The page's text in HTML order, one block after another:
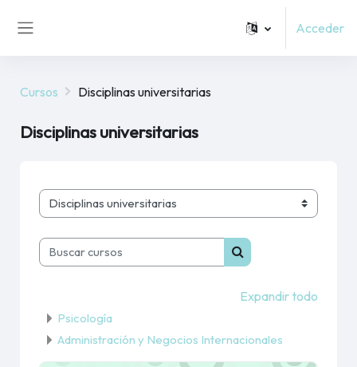
Acceder
Cursos Disciplinas universitarias
Disciplinas universitarias
Categorías
Buscar cursos
Buscar cursos
Expandir todo
Psicología
Administración y Negocios Internacionales